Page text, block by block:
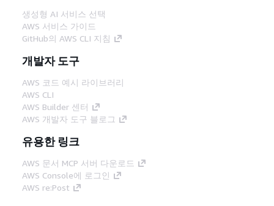
생성형 AI 서비스 선택
AWS 서비스 가이드
GitHub의 AWS CLI 지침
개발자 도구
AWS 코드 예시 라이브러리
AWS CLI
AWS Builder 센터
AWS 개발자 도구 블로그
유용한 링크
AWS 문서 MCP 서버 다운로드
AWS Console에 로그인
AWS re:Post